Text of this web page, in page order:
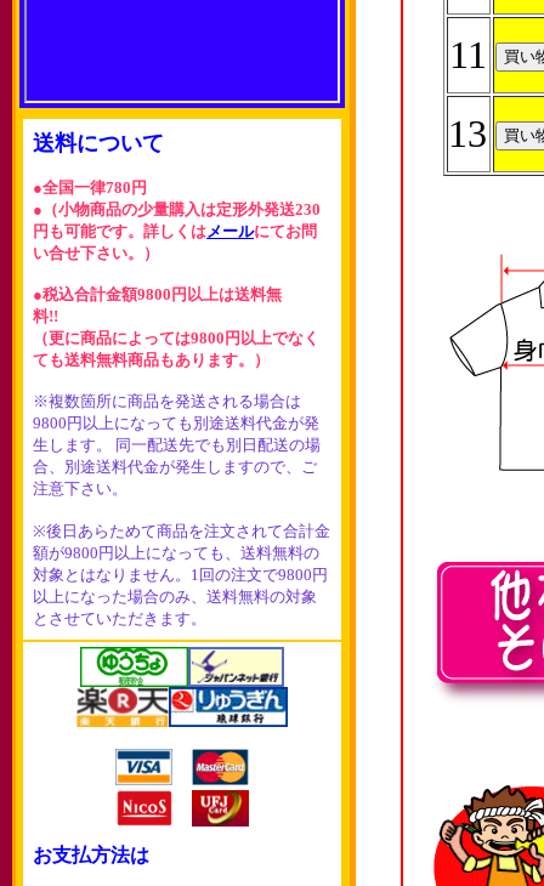
送料について
●全国一律780円
●（小物商品の少量購入は定形外発送230
円も可能です。詳しくはメールにてお問
い合せ下さい。）
●税込合計金額9800円以上は送料無
料!!
（更に商品によっては9800円以上でなく
ても送料無料商品もあります。）
※複数箇所に商品を発送される場合は
9800円以上になっても別途送料代金が発
生します。 同一配送先でも別日配送の場
合、別途送料代金が発生しますので、ご
注意下さい。
※後日あらためて商品を注文されて合計金
額が9800円以上になっても、送料無料の
対象とはなりません。1回の注文で9800円
以上になった場合のみ、送料無料の対象
とさせていただきます。
お支払方法は
11
13